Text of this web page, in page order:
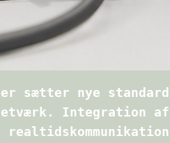
sætter nye
Integration af